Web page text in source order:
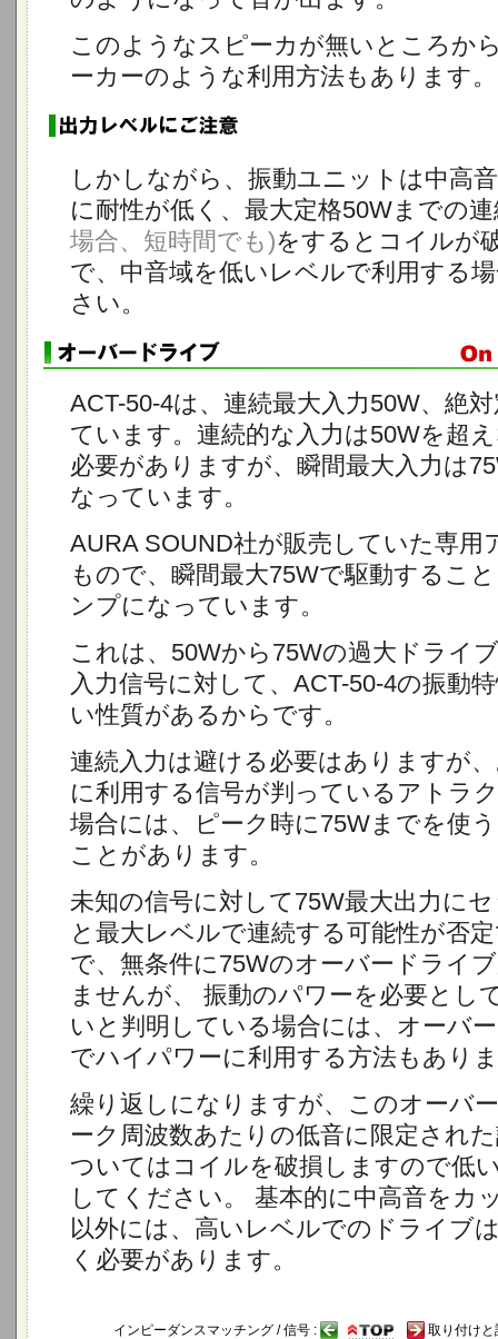
このようなスピーカが無いところか
ーカーのような利用方法もあります。
しかしながら、振動ユニットは中高
に耐性が低く、最大定格50Wまでの
場合、短時間でも)をするとコイルが
で、中音域を低いレベルで利用する
さい。
ACT-50-4は、連続最大入力50W、絶
ています。連続的な入力は50Wを超
必要がありますが、瞬間最大入力は
なっています。
AURA SOUND社が販売していた専用
もので、瞬間最大75Wで駆動するこ
ンプになっています。
これは、50Wから75Wの過大ドライ
入力信号に対して、ACT-50-4の振動
い性質があるからです。
連続入力は避ける必要はありますが
に利用する信号が判っているアトラ
場合には、ピーク時に75Wまでを使
ことがあります。
未知の信号に対して75W最大出力に
と最大レベルで連続する可能性が否
で、無条件に75Wのオーバードライ
ませんが、 振動のパワーを必要とし
いと判明している場合には、オーバ
でハイパワーに利用する方法もあり
繰り返しになりますが、このオーバ
ーク周波数あたりの低音に限定され
ついてはコイルを破損しますので低
してください。 基本的に中高音をカ
以外には、高いレベルでのドライブ
く必要があります。
インピーダンスマッチング / 信号 :
取り付けと